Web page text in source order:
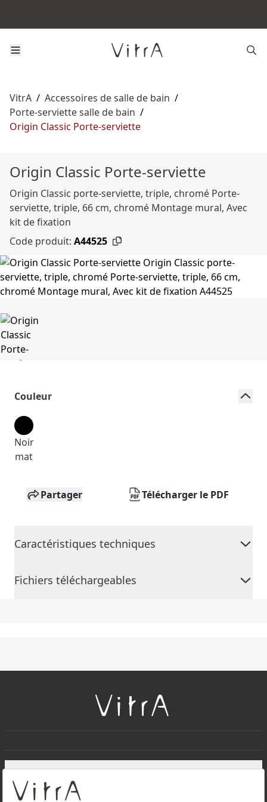
VitrA / Accessoires de salle de bain /
Porte-serviette salle de bain /
Origin Classic Porte-serviette
Origin Classic Porte-serviette
Origin Classic porte-serviette, triple, chromé Porte-
serviette, triple, 66 cm, chromé Montage mural, Avec
kit de fixation
Code produit: A44525
Couleur
Noir
mat
Partager Télécharger le PDF
Caractéristiques techniques
Fichiers téléchargeables